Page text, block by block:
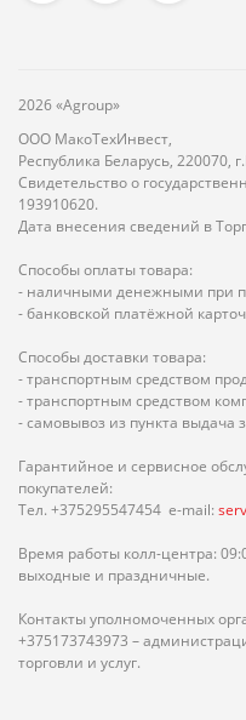
2026 «Agroup»
ООО МакоТехИнвест,
Республика Беларусь, 220070,
Свидетельство о
193910620.
Дата внесения сведений в
Способы оплаты товара:
- наличными денежными при
- банковской платёжной
Способы доставки товара:
- транспортным средством
- транспортным средством
- самовывоз из пункта выдача
Гарантийное и сервисное
покупателей:
Тел. +375295547454 e-mail:
Время работы колл-центра:
выходные и праздничные.
Контакты уполномоченных
+375173743973 –
торговли и услуг.